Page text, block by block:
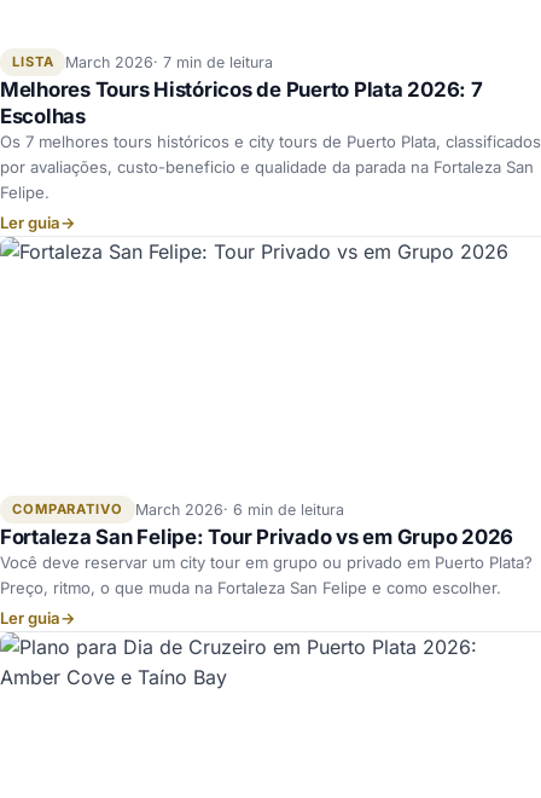
LISTA March 2026 7 min de leitura
Melhores Tours Históricos de Puerto Plata 2026: 7
Escolhas
Os 7 melhores tours históricos e city tours de Puerto Plata, classificados
por avaliações, custo-beneficio e qualidade da parada na Fortaleza San
Felipe.
Ler guia→
COMPARATIVO March 2026 6 min de leitura
Fortaleza San Felipe: Tour Privado vs em Grupo 2026
Você deve reservar um city tour em grupo ou privado em Puerto Plata?
Preço, ritmo, o que muda na Fortaleza San Felipe e como escolher.
Ler guia→